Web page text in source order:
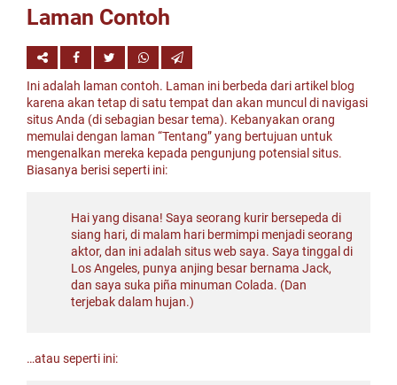
Laman Contoh
Ini adalah laman contoh. Laman ini berbeda dari artikel blog
karena akan tetap di satu tempat dan akan muncul di navigasi
situs Anda (di sebagian besar tema). Kebanyakan orang
memulai dengan laman “Tentang” yang bertujuan untuk
mengenalkan mereka kepada pengunjung potensial situs.
Biasanya berisi seperti ini:
Hai yang disana! Saya seorang kurir bersepeda di
siang hari, di malam hari bermimpi menjadi seorang
aktor, dan ini adalah situs web saya. Saya tinggal di
Los Angeles, punya anjing besar bernama Jack,
dan saya suka piña minuman Colada. (Dan
terjebak dalam hujan.)
…atau seperti ini: